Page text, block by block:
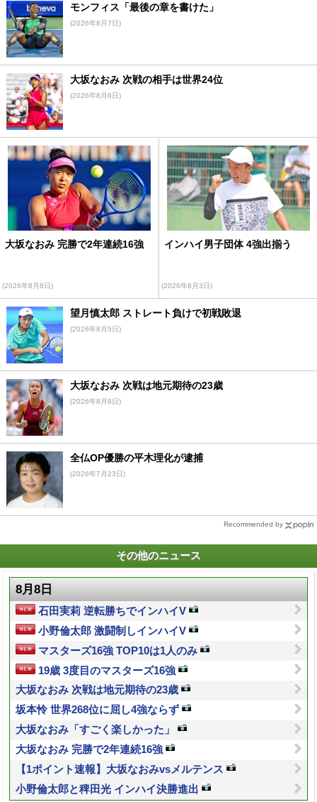
モンフィス「最後の章を書けた」
(2026年8月7日)
大坂なおみ 次戦の相手は世界24位
(2026年8月6日)
大坂なおみ 完勝で2年連続16強
(2026年8月8日)
インハイ男子団体 4強出揃う
(2026年8月3日)
望月慎太郎 ストレート負けで初戦敗退
(2026年8月5日)
大坂なおみ 次戦は地元期待の23歳
(2026年8月8日)
全仏OP優勝の平木理化が逮捕
(2026年7月23日)
Recommended by
その他のニュース
8月8日
石田実莉 逆転勝ちでインハイV
小野倫太郎 激闘制しインハイV
マスターズ16強 TOP10は1人のみ
19歳 3度目のマスターズ16強
大坂なおみ 次戦は地元期待の23歳
坂本怜 世界268位に屈し4強ならず
大坂なおみ「すごく楽しかった」
大坂なおみ 完勝で2年連続16強
【1ポイント速報】大坂なおみvsメルテンス
小野倫太郎と稗田光 インハイ決勝進出